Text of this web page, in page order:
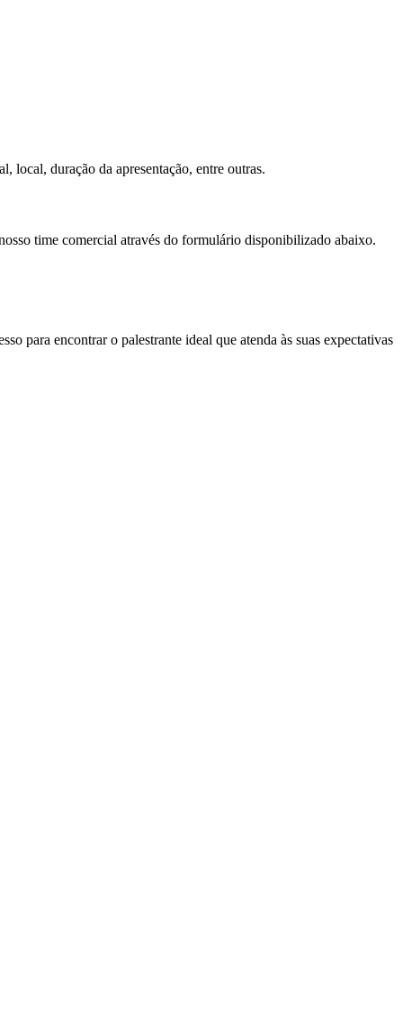
local, duração da apresentação, entre outras.
time comercial através do formulário disponibilizado abaixo.
para encontrar o palestrante ideal que atenda às suas expectativas